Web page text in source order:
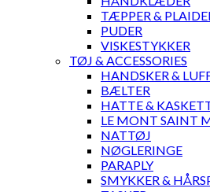
TÆPPER &
PUDER
VISKESTYKKER
TØJ & ACCESSORIES
HANDSKER &
BÆLTER
HATTE &
LE MONT SAINT
NATTØJ
NØGLERINGE
PARAPLY
SMYKKER &